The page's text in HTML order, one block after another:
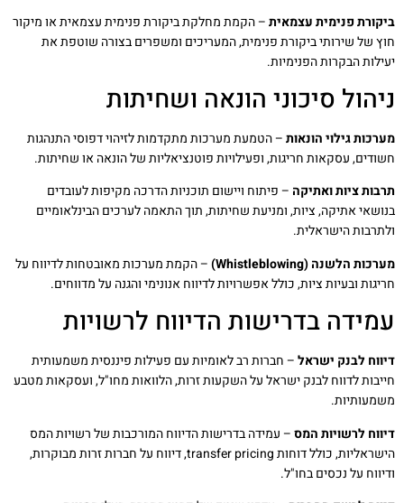
ביקורת פנימית עצמאית– הקמת מחלקת ביקורת פנימית עצמאית או מיקור
חוץ של שירותי ביקורת פנימית, המעריכים ומשפרים בצורה שוטפת את
יעילות הבקרות הפנימיות.
ניהול סיכוני הונאה ושחיתות
מערכות גילוי הונאות– הטמעת מערכות מתקדמות לזיהוי דפוסי התנהגות
חשודים, עסקאות חריגות, ופעילויות פוטנציאליות של הונאה או שחיתות.
תרבות ציות ואתיקה – פיתוח ויישום תוכניות הדרכה מקיפות לעובדים
בנושאי אתיקה, ציות, ומניעת שחיתות, תוך התאמה לערכים הבינלאומיים
ולתרבות הישראלית.
מערכות הלשנה (Whistleblowing)
– הקמת מערכות מאובטחות לדיווח על
חריגות ובעיות ציות, כולל אפשרויות לדיווח אנונימי והגנה על מדווחים.
עמידה בדרישות הדיווח לרשויות
דיווח לבנק ישראל– חברות רב לאומיות עם פעילות פיננסית משמעותית
חייבות לדווח לבנק ישראל על השקעות זרות, הלוואות מחו"ל, ועסקאות מטבע
משמעותיות.
דיווח לרשויות המס– עמידה בדרישות הדיווח המורכבות של רשויות המס
הישראליות, כולל דוחות transfer pricing, דיווח על חברות זרות מבוקרות,
ודיווח על נכסים בחו"ל.